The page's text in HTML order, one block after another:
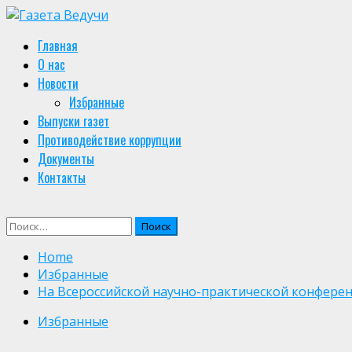
Skip
content
Primary
Menu
Главная
О нас
Новости
Избранные
Выпуски газет
Противодействие коррупции
Документы
Контакты
Найти:
Home
Избранные
На Всероссийской научно-практической
Избранные